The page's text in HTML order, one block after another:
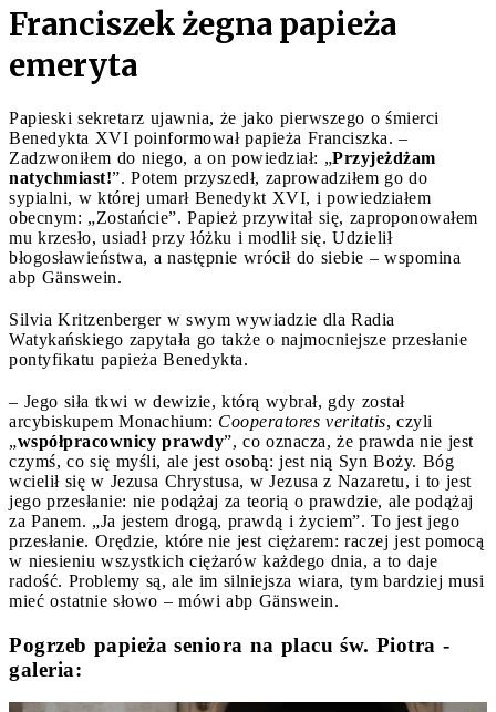
Franciszek żegna papieża
emeryta
Papieski sekretarz ujawnia, że jako pierwszego o śmierci
Benedykta XVI poinformował papieża Franciszka. –
Zadzwoniłem do niego, a on powiedział: „Przyjeżdżam
natychmiast!”. Potem przyszedł, zaprowadziłem go do
sypialni, w której umarł Benedykt XVI, i powiedziałem
obecnym: „Zostańcie”. Papież przywitał się, zaproponowałem
mu krzesło, usiadł przy łóżku i modlił się. Udzielił
błogosławieństwa, a następnie wrócił do siebie – wspomina
abp Gänswein.
Silvia Kritzenberger w swym wywiadzie dla Radia
Watykańskiego zapytała go także o najmocniejsze przesłanie
pontyfikatu papieża Benedykta.
– Jego siła tkwi w dewizie, którą wybrał, gdy został
arcybiskupem Monachium: Cooperatores veritatis, czyli
„współpracownicy prawdy”, co oznacza, że prawda nie jest
czymś, co się myśli, ale jest osobą: jest nią Syn Boży. Bóg
wcielił się w Jezusa Chrystusa, w Jezusa z Nazaretu, i to jest
jego przesłanie: nie podążaj za teorią o prawdzie, ale podążaj
za Panem. „Ja jestem drogą, prawdą i życiem”. To jest jego
przesłanie. Orędzie, które nie jest ciężarem: raczej jest pomocą
w niesieniu wszystkich ciężarów każdego dnia, a to daje
radość. Problemy są, ale im silniejsza wiara, tym bardziej musi
mieć ostatnie słowo – mówi abp Gänswein.
Pogrzeb papieża seniora na placu św. Piotra -
galeria: